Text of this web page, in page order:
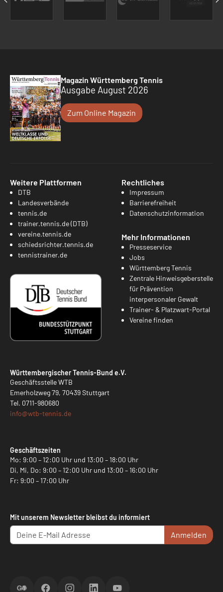
Magazin Württemberg Tennis
Ausgabe August 2026
Zum Online Magazin
Weitere Plattformen
DTB
Landesverbände
tennis.de
trainer.tennis.de (DTB)
vereine.tennis.de
schiedsrichter.tennis.de
tennistrainer.de
Rechtliches
Impressum
Barrierefreiheit
Datenschutzinformation
Mehr Informationen
Presseservice
Jobs
Württemberg Tennis
Zentrale Hinweisgeberstelle
für Prävention
interpersonaler Gewalt
Trainer- & Platzwart-Portal
Vereine finden
Württembergischer Tennis-Bund e.V.
Geschäftsstelle WTB
Emerholzweg 79, 70439 Stuttgart
Tel. 0711-980680
info@wtb-tennis.de
Geschäftszeiten
Mo: 9:00 – 12:00 Uhr und 13:00 – 18:00 Uhr
Di, Mi, Do: 9:00 – 12:00 Uhr und 13:00 – 16:00 Uhr
Fr: 9:00 – 17:00 Uhr
Mit unserem Newsletter bleibst du informiert
Anmelden